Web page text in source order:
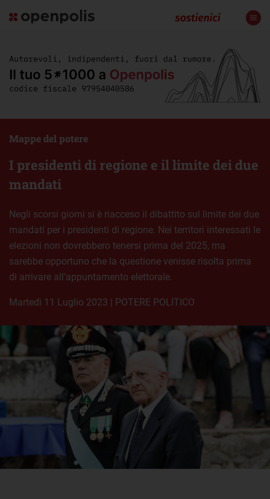
I presidenti di regione e il limite dei due
mandati
Mappe del potere
Negli scorsi giorni si è riacceso il dibattito sul limite dei due
mandati per i presidenti di regione. Nei territori interessati le
elezioni non dovrebbero tenersi prima del 2025, ma
sarebbe opportuno che la questione venisse risolta prima
di arrivare all’appuntamento elettorale.
martedì 11 Luglio 2023 | POTERE POLITICO